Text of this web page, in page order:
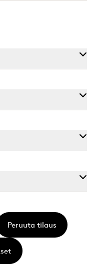
Peruuta tilaus